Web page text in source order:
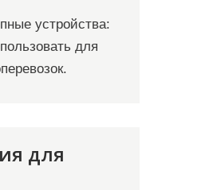
устройства:
для
для